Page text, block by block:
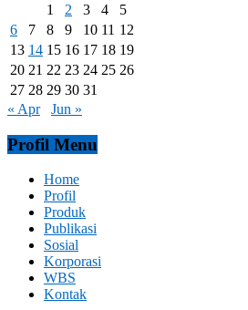
1
2 3 4
5
6
7 8 9 10 11 12
13 14 15 16 17 18 19
20 21 22 23 24 25 26
27 28 29 30 31
« Apr
Jun »
Profil Menu
Home
Profil
Produk
Publikasi
Sosial
Korporasi
WBS
Kontak